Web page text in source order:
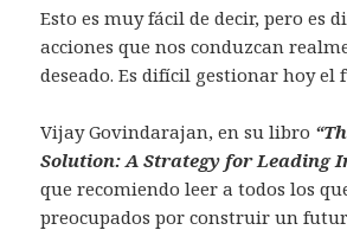
Esto es muy fácil de decir, pero es
acciones que nos conduzcan
deseado. Es difícil gestionar hoy el
Vijay Govindarajan, en su libro
Solution: A Strategy for Leading
que recomiendo leer a todos los
preocupados por construir un